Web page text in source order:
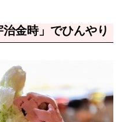
金時」でひんやり